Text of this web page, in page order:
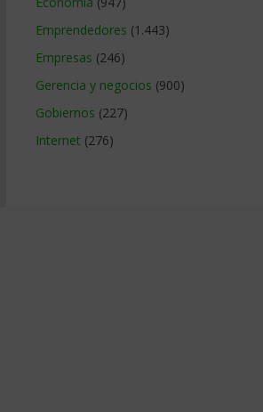
Emprendedores (1.443)
Empresas (246)
Gerencia y negocios (900)
Gobiernos (227)
Internet (276)